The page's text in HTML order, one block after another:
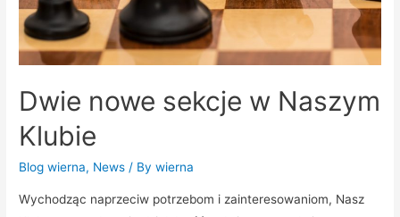
Dwie nowe sekcje w Naszym
Klubie
Blog wierna, News / Bywierna
Wychodząc naprzeciw potrzebom i zainteresowaniom, Nasz